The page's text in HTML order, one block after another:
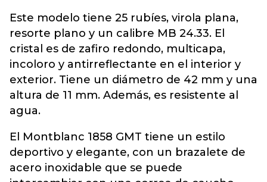
Este modelo tiene 25 rubíes, virola plana,
resorte plano y un calibre MB 24.33. El
cristal es de zafiro redondo, multicapa,
incoloro y antirreflectante en el interior y
exterior. Tiene un diámetro de 42 mm y una
altura de 11 mm. Además, es resistente al
agua.
El Montblanc 1858 GMT tiene un estilo
deportivo y elegante, con un brazalete de
acero inoxidable que se puede